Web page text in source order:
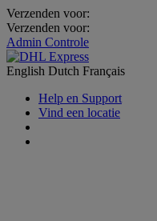
Verzenden voor:
Verzenden voor:
Admin Controle
English Dutch Français
Help en Support
Vind een locatie